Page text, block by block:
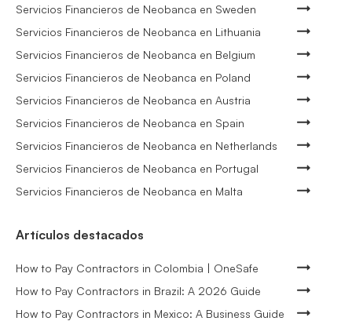
Servicios Financieros de Neobanca en Sweden
Servicios Financieros de Neobanca en Lithuania
Servicios Financieros de Neobanca en Belgium
Servicios Financieros de Neobanca en Poland
Servicios Financieros de Neobanca en Austria
Servicios Financieros de Neobanca en Spain
Servicios Financieros de Neobanca en Netherlands
Servicios Financieros de Neobanca en Portugal
Servicios Financieros de Neobanca en Malta
Artículos destacados
How to Pay Contractors in Colombia | OneSafe
How to Pay Contractors in Brazil: A 2026 Guide
How to Pay Contractors in Mexico: A Business Guide